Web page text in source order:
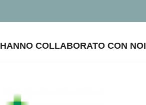
HANNO COLLABORATO CON NOI